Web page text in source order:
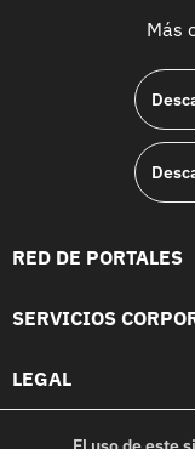
Más
RED DE PORTALES
SERVICIOS
LEGAL